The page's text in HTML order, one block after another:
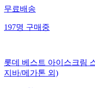
무료배송
197명구매중
롯데 베스트 아이스크림
지바/메가톤 외)